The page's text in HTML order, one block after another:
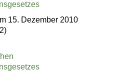
15. Dezember 2010